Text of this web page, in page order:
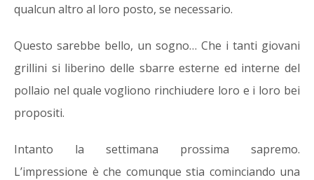
qualcun altro al loro posto, se necessario.
Questo sarebbe bello, un sogno… Che i tanti giovani
grillini si liberino delle sbarre esterne ed interne del
pollaio nel quale vogliono rinchiudere loro e i loro bei
propositi.
Intanto la settimana prossima sapremo.
L’impressione è che comunque stia cominciando una